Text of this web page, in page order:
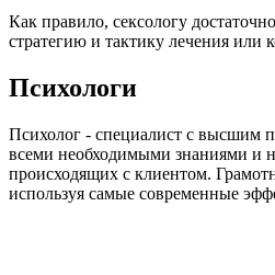
Как правило, сексологу
стратегию и тактику лечения или
Психологи
Психолог - специалист с высшим
всеми необходимыми знаниями и
происходящих с клиентом.
используя самые современные